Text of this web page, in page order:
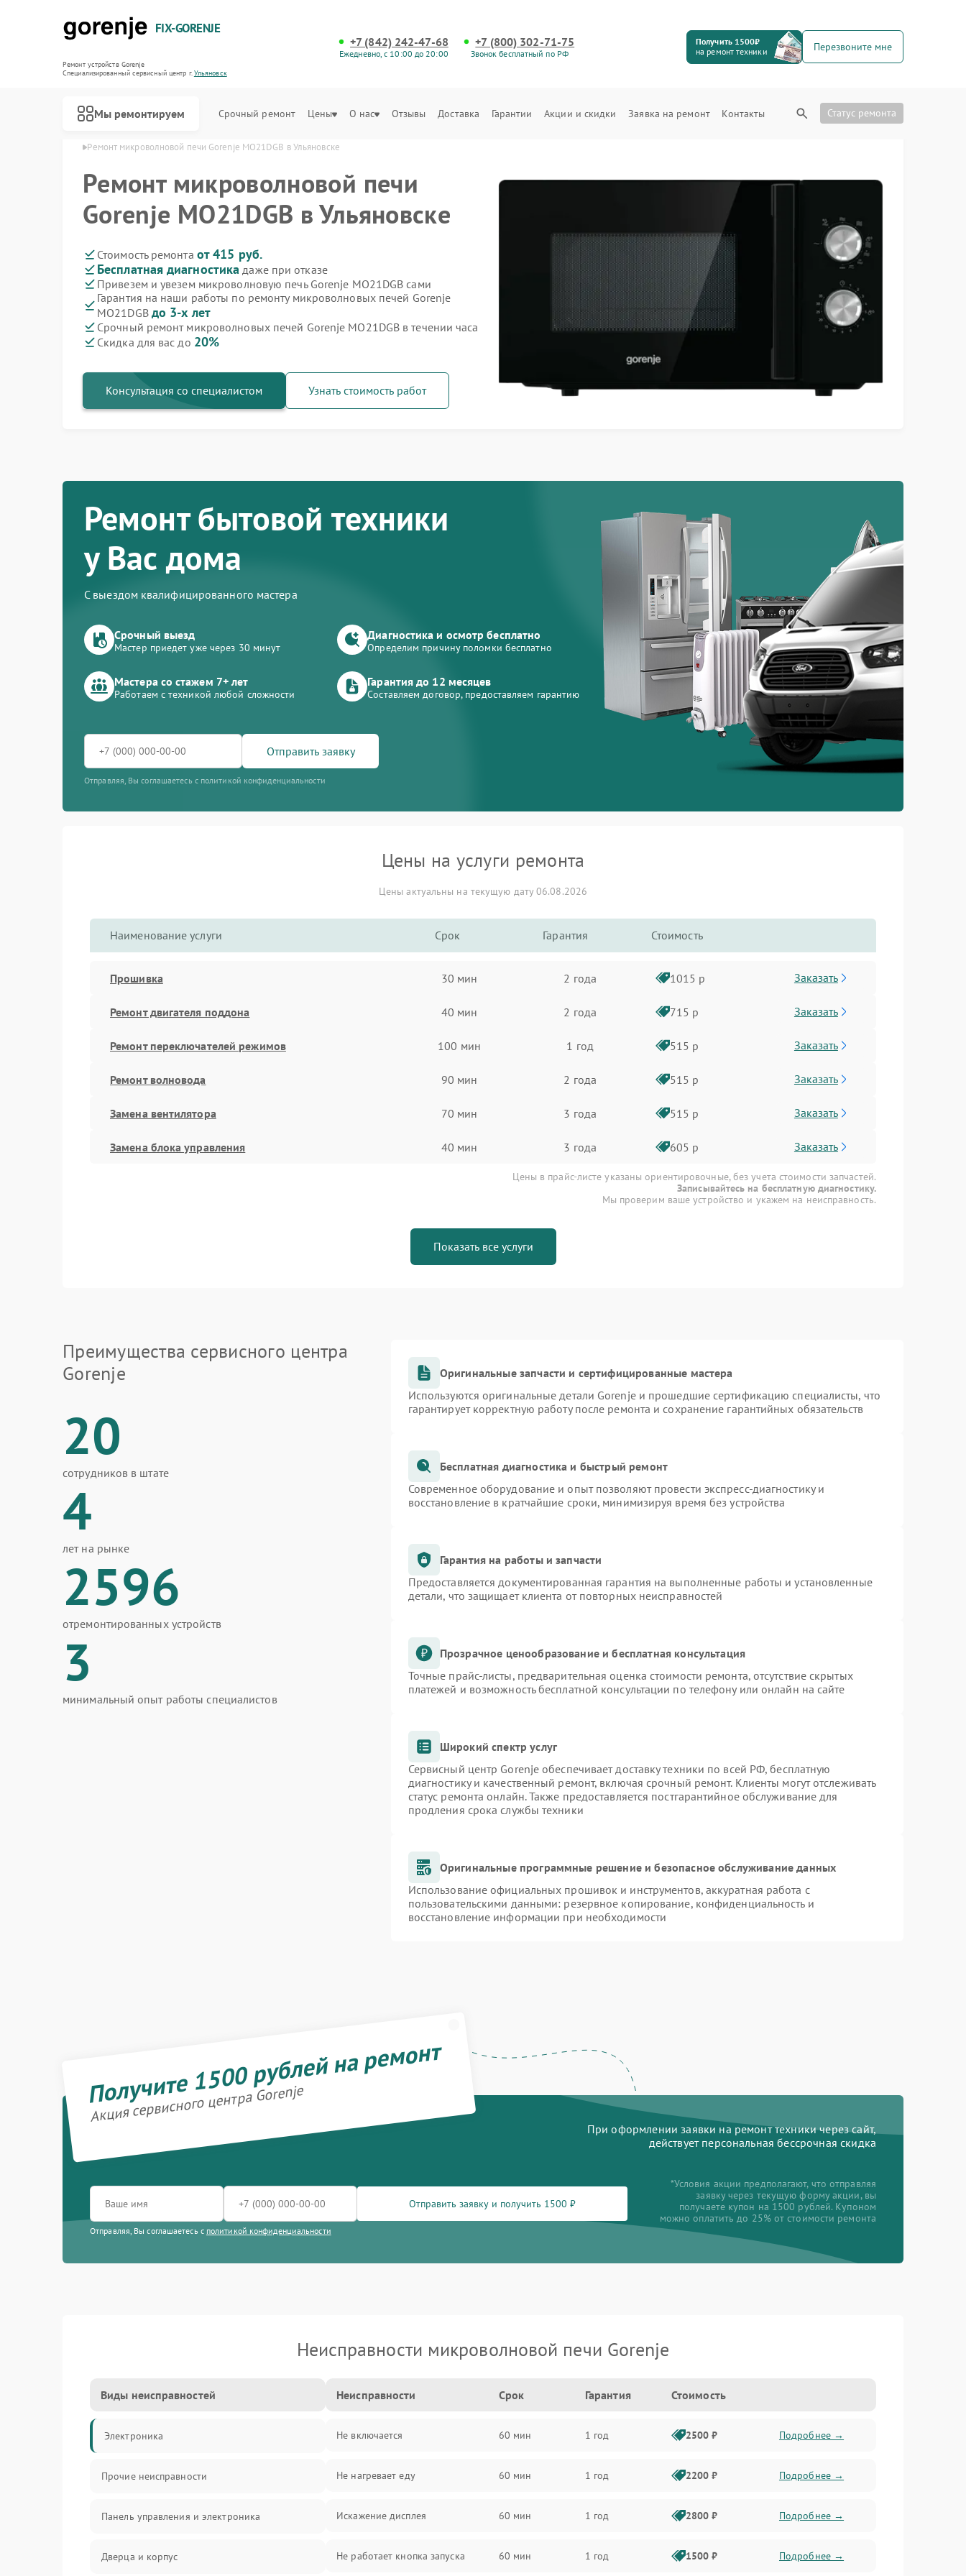
FIX-GORENJE
Ремонт устройств Gorenje
Специализированный cервисный центр г.Ульяновск
+7 (842) 242-47-68
Ежедневно, с 10:00 до 20:00
+7 (800) 302-71-75
Звонок бесплатный по РФ
Получить 1500₽
на ремонт техники
Перезвоните мне
Мы ремонтируем Срочный ремонт Цены О нас Отзывы Доставка Гарантии Акции и скидки Заявка на ремонт Контакты Статус ремонта
в Ульяновске Ремонт микроволновой печи Gorenje MO21DGB в Ульяновске
Ремонт микроволновой печи
Gorenje MO21DGB в Ульяновске
Стоимость ремонта от 415 руб.
Бесплатная диагностика даже при отказе
Привезем и увезем микроволновую печь Gorenje MO21DGB сами
Гарантия на наши работы по ремонту микроволновых печей Gorenje
MO21DGB до 3-х лет
Срочный ремонт микроволновых печей Gorenje MO21DGB в течении часа
Скидка для вас до 20%
Консультация со специалистом Узнать стоимость работ
Ремонт бытовой техники
у Вас дома
С выездом квалифицированного мастера
Срочный выезд
Мастер приедет уже через 30 минут
Диагностика и осмотр бесплатно
Определим причину поломки бесплатно
Мастера со стажем 7+ лет
Работаем с техникой любой сложности
Гарантия до 12 месяцев
Составляем договор, предоставляем гарантию
Отправить заявку
Отправляя, Вы соглашаетесь с политикой конфиденциальности
Цены на услуги ремонта
Цены актуальны на текущую дату 06.08.2026
Наименование услуги Срок Гарантия Стоимость
Прошивка 30 мин 2 года 1015 р Заказать
Ремонт двигателя поддона 40 мин 2 года 715 р Заказать
Ремонт переключателей режимов 100 мин 1 год 515 р Заказать
Ремонт волновода 90 мин 2 года 515 р Заказать
Замена вентилятора 70 мин 3 года 515 р Заказать
Замена блока управления 40 мин 3 года 605 р Заказать
Цены в прайс-листе указаны ориентировочные, без учета стоимости запчастей.
Записывайтесь на бесплатную диагностику.
Мы проверим ваше устройство и укажем на неисправность.
Показать все услуги
Преимущества сервисного центра
Gorenje
20
сотрудников в штате
4
лет на рынке
2596
отремонтированных устройств
3
минимальный опыт работы специалистов
Оригинальные запчасти и сертифицированные мастера
Используются оригинальные детали Gorenje и прошедшие сертификацию специалисты, что
гарантирует корректную работу после ремонта и сохранение гарантийных обязательств
Бесплатная диагностика и быстрый ремонт
Современное оборудование и опыт позволяют провести экспресс-диагностику и
восстановление в кратчайшие сроки, минимизируя время без устройства
Гарантия на работы и запчасти
Предоставляется документированная гарантия на выполненные работы и установленные
детали, что защищает клиента от повторных неисправностей
Прозрачное ценообразование и бесплатная консультация
Точные прайс-листы, предварительная оценка стоимости ремонта, отсутствие скрытых
платежей и возможность бесплатной консультации по телефону или онлайн на сайте
Широкий спектр услуг
Сервисный центр Gorenje обеспечивает доставку техники по всей РФ, бесплатную
диагностику и качественный ремонт, включая срочный ремонт. Клиенты могут отслеживать
статус ремонта онлайн. Также предоставляется постгарантийное обслуживание для
продления срока службы техники
Оригинальные программные решение и безопасное обслуживание данных
Использование официальных прошивок и инструментов, аккуратная работа с
пользовательскими данными: резервное копирование, конфиденциальность и
восстановление информации при необходимости
Получите 1500 рублей на ремонт
Акция сервисного центра Gorenje
При оформлении заявки на ремонт техники через сайт,
действует персональная бессрочная скидка
Отправить заявку и получить 1500 ₽
Отправляя, Вы соглашаетесь с политикой конфиденциальности
*Условия акции предполагают, что отправляя
заявку через текущую форму акции, вы
получаете купон на 1500 рублей. Купоном
можно оплатить до 25% от стоимости ремонта
Неисправности микроволновой печи Gorenje
Виды неисправностей
Электроника
Прочие неисправности
Панель управления и электроника
Дверца и корпус
Неисправности Срок Гарантия Стоимость
Не включается 60 мин 1 год 2500 ₽ Подробнее →
Не нагревает еду 60 мин 1 год 2200 ₽ Подробнее →
Искажение дисплея 60 мин 1 год 2800 ₽ Подробнее →
Не работает кнопка запуска 60 мин 1 год 1500 ₽ Подробнее →